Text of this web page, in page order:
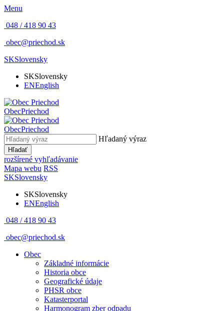
Menu
048 / 418 90 43
obec@priechod.sk
SKSlovensky
SKSlovensky
ENEnglish
ObecPriechod
ObecPriechod
Hľadaný výraz
Hľadať
rozšírené vyhľadávanie
Mapa webu RSS
SKSlovensky
SKSlovensky
ENEnglish
048 / 418 90 43
obec@priechod.sk
Obec
Základné informácie
Historia obce
Geografické údaje
PHSR obce
Katasterportal
Harmonogram zber odpadu